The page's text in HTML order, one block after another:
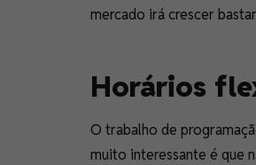
mercado irá crescer
Horários
O trabalho de
muito interessante é que